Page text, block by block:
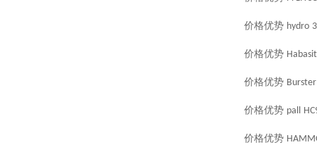
价格优势 hydro
价格优势 Habasit
价格优势 Burster
价格优势 pall
价格优势